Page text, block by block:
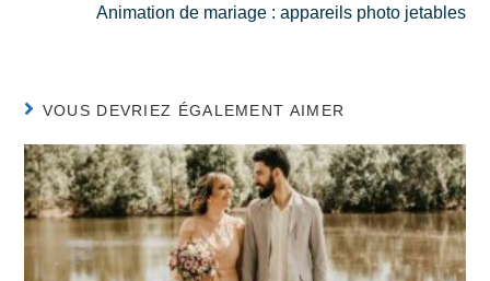
Animation de mariage : appareils photo jetables
VOUS DEVRIEZ ÉGALEMENT AIMER